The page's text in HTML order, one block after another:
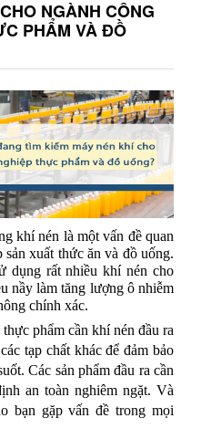
NGÀNH CÔNG
PHẨM VÀ ĐỒ
khí nén là một vấn đề quan
xuất thức ăn và đồ uống.
dụng rất nhiều khí nén cho
nầy làm tăng lượng ô nhiễm
chính xác.
phẩm cần khí nén đầu ra
tạp chất khác để đảm bảo
Các sản phẩm đầu ra cần
an toàn nghiêm ngặt. Và
bạn gặp vấn đề trong mọi